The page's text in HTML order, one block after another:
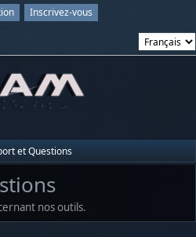
Inscrivez-vous
et Questions
nos outils.